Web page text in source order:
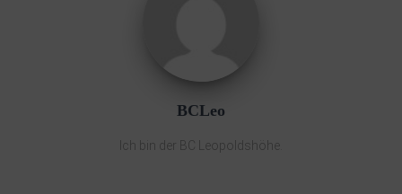
BCLeo
Ich bin der BC Leopoldshöhe.